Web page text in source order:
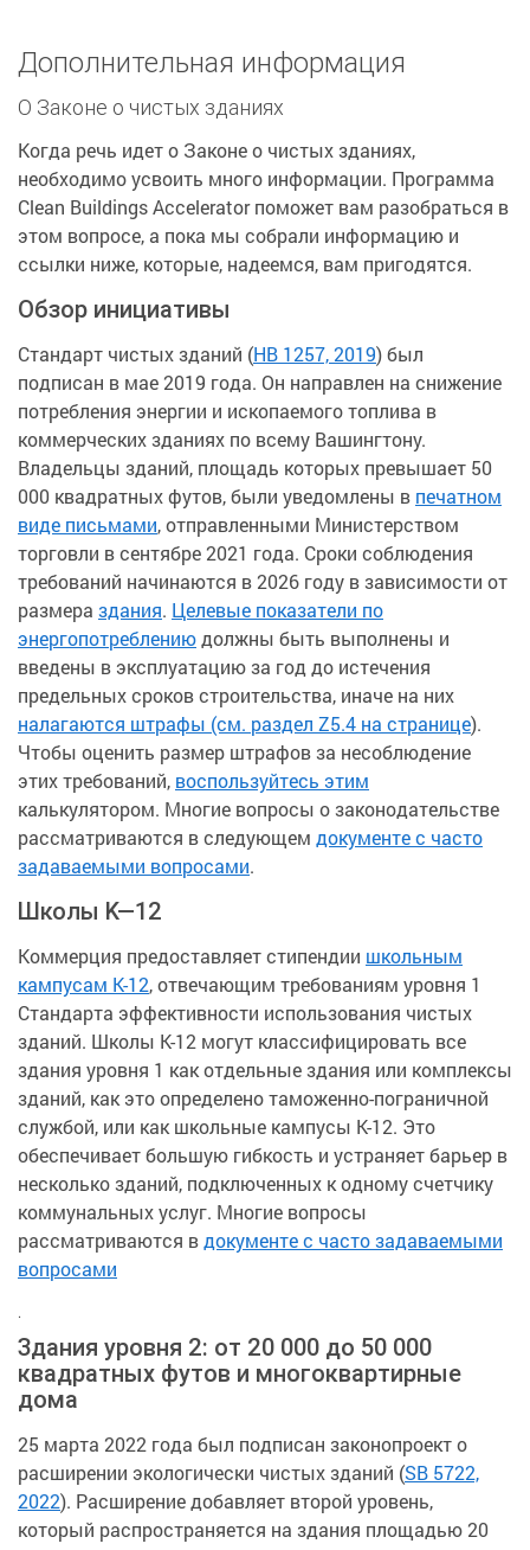
Дополнительная информация
О Законе о чистых зданиях
Когда речь идет о Законе о чистых зданиях,
необходимо усвоить много информации. Программа
Clean Buildings Accelerator поможет вам разобраться в
этом вопросе, а пока мы собрали информацию и
ссылки ниже, которые, надеемся, вам пригодятся.
Обзор инициативы
Стандарт чистых зданий (HB 1257, 2019) был
подписан в мае 2019 года. Он направлен на снижение
потребления энергии и ископаемого топлива в
коммерческих зданиях по всему Вашингтону.
Владельцы зданий, площадь которых превышает 50
000 квадратных футов, были уведомлены в печатном
виде письмами, отправленными Министерством
торговли в сентябре 2021 года. Сроки соблюдения
требований начинаются в 2026 году в зависимости от
размера здания. Целевые показатели по
энергопотреблениюдолжны быть выполнены и
введены в эксплуатацию за год до истечения
предельных сроков строительства, иначе на них
налагаются штрафы (см. раздел Z5.4 на странице).
Чтобы оценить размер штрафов за несоблюдение
этих требований, воспользуйтесь этим
калькулятором. Многие вопросы о законодательстве
рассматриваются в следующем документе с часто
задаваемыми вопросами.
Школы K—12
Коммерция предоставляет стипендии школьным
кампусам K-12, отвечающим требованиям уровня 1
Стандарта эффективности использования чистых
зданий. Школы K-12 могут классифицировать все
здания уровня 1 как отдельные здания или комплексы
зданий, как это определено таможенно-пограничной
службой, или как школьные кампусы K-12. Это
обеспечивает большую гибкость и устраняет барьер в
несколько зданий, подключенных к одному счетчику
коммунальных услуг. Многие вопросы
рассматриваются вдокументе с часто задаваемыми
вопросами
.
Здания уровня 2: от 20 000 до 50 000
квадратных футов и многоквартирные
дома
25 марта 2022 года был подписан законопроект о
расширении экологически чистых зданий (SB 5722,
2022). Расширение добавляет второй уровень,
который распространяется на здания площадью 20